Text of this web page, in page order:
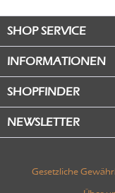
SHOP SERVICE
INFORMATIONEN
SHOPFINDER
NEWSLETTER
Gesetzliche